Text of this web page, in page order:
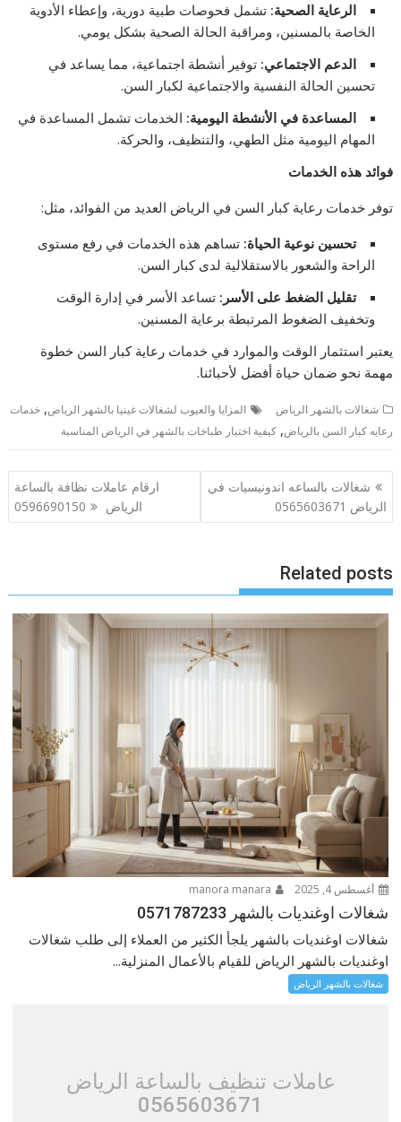
الرعاية الصحية: تشمل فحوصات طبية دورية، وإعطاء الأدوية
الخاصة بالمسنين، ومراقبة الحالة الصحية بشكل يومي.
الدعم الاجتماعي: توفير أنشطة اجتماعية، مما يساعد في
تحسين الحالة النفسية والاجتماعية لكبار السن.
المساعدة في الأنشطة اليومية: الخدمات تشمل المساعدة في
المهام اليومية مثل الطهي، والتنظيف، والحركة.
فوائد هذه الخدمات
توفر خدمات رعاية كبار السن في الرياض العديد من الفوائد، مثل:
تحسين نوعية الحياة: تساهم هذه الخدمات في رفع مستوى
الراحة والشعور بالاستقلالية لدى كبار السن.
تقليل الضغط على الأسر: تساعد الأسر في إدارة الوقت
وتخفيف الضغوط المرتبطة برعاية المسنين.
يعتبر استثمار الوقت والموارد في خدمات رعاية كبار السن خطوة
مهمة نحو ضمان حياة أفضل لأحبائنا.
شغالات بالشهر الرياض المزايا والعيوب لشغالات غينيا بالشهر الرياض,خدمات
رعايه كبار السن بالرياض,كيفية اختيار طباخات بالشهر في الرياض المناسبة
تصفّح
المقالات
شغالات بالساعه اندونيسيات في
الرياض 0565603671
ارقام عاملات نظافة بالساعة
الرياض 0596690150
Related posts
أغسطس 4, 2025
شغالات اوغنديات بالشهر 0571787233
شغالات اوغنديات بالشهر يلجأ الكثير من العملاء إلى طلب شغالات
اوغنديات بالشهر الرياض للقيام بالأعمال المنزلية...
شغالات بالشهر الرياض
عاملات تنظيف بالساعة الرياض
0565603671